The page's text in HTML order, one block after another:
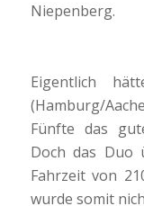
Niepenberg.
Eigentlich
(Hamburg/
Fünfte das
Doch das Duo
Fahrzeit von
wurde somit